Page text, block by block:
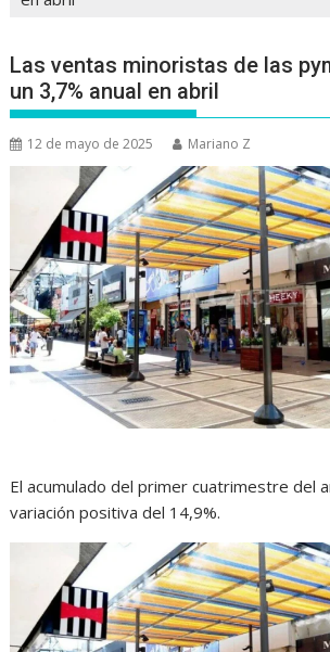
Las ventas minoristas de las
un 3,7% anual en abril
12 de mayo de 2025 Mariano Z
El acumulado del primer cuatrimestre del
variación positiva del 14,9%.